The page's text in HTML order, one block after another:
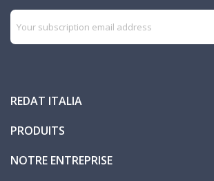
REDAT ITALIA
PRODUITS
NOTRE ENTREPRISE